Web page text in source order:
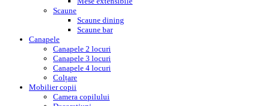
Scaune
Scaune dining
Scaune bar
Canapele
Canapele 2 locuri
Canapele 3 locuri
Canapele 4 locuri
Colțare
Mobilier copii
Camera copilului